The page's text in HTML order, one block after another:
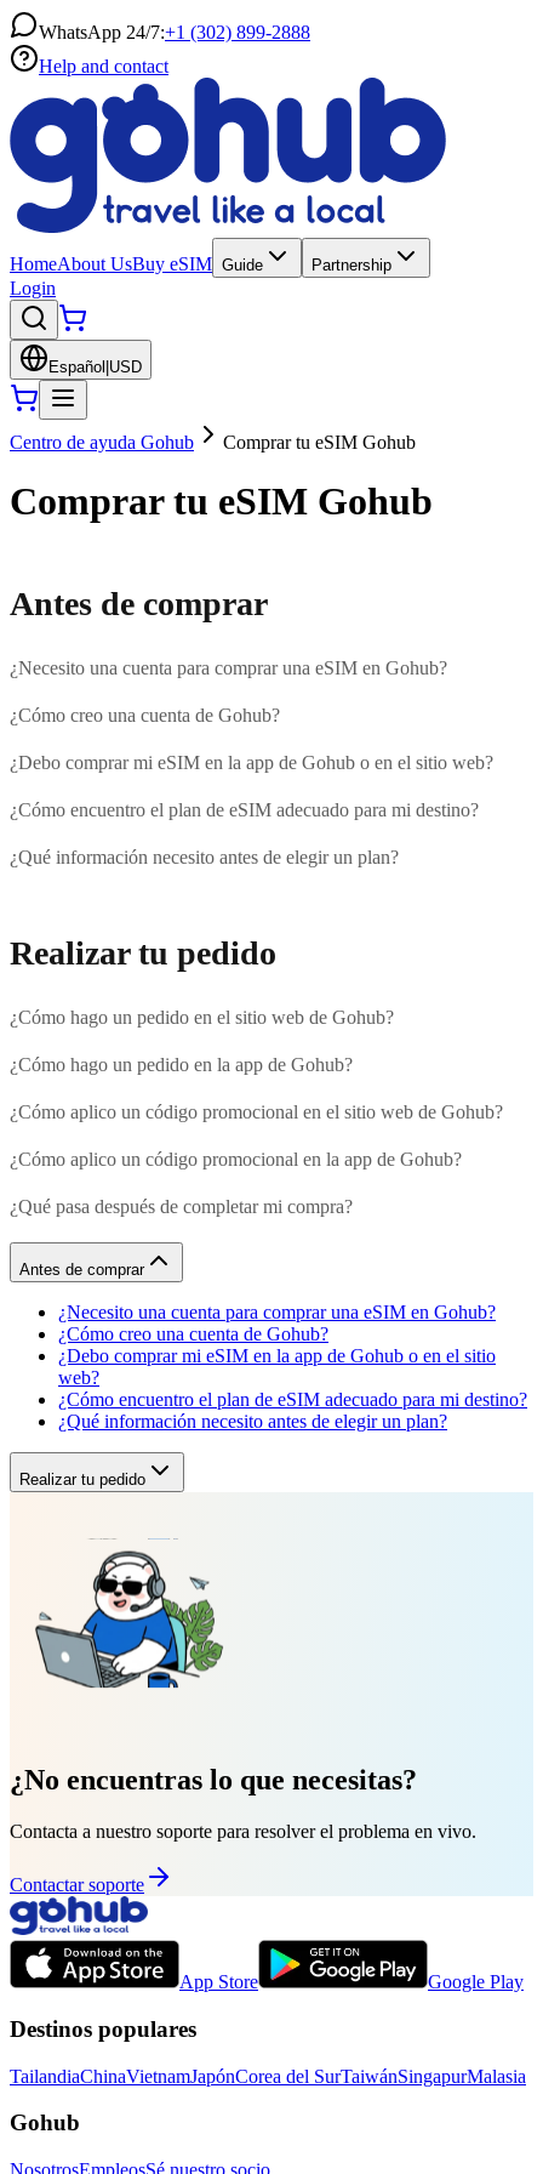
WhatsApp 24/7:+1 (302) 899-2888
Help and contact
HomeAbout UsBuy eSIM Guide Partnership
Login
Español USD
Centro de ayuda Gohub Comprar tu eSIM Gohub
Comprar tu eSIM Gohub
Antes de comprar
¿Necesito una cuenta para comprar una eSIM en Gohub?
¿Cómo creo una cuenta de Gohub?
¿Debo comprar mi eSIM en la app de Gohub o en el sitio web?
¿Cómo encuentro el plan de eSIM adecuado para mi destino?
¿Qué información necesito antes de elegir un plan?
Realizar tu pedido
¿Cómo hago un pedido en el sitio web de Gohub?
¿Cómo hago un pedido en la app de Gohub?
¿Cómo aplico un código promocional en el sitio web de Gohub?
¿Cómo aplico un código promocional en la app de Gohub?
¿Qué pasa después de completar mi compra?
Antes de comprar
¿Necesito una cuenta para comprar una eSIM en Gohub?
¿Cómo creo una cuenta de Gohub?
¿Debo comprar mi eSIM en la app de Gohub o en el sitio
web?
¿Cómo encuentro el plan de eSIM adecuado para mi destino?
¿Qué información necesito antes de elegir un plan?
Realizar tu pedido
¿No encuentras lo que necesitas?
Contacta a nuestro soporte para resolver el problema en vivo.
Contactar soporte
App Store Google Play
Destinos populares
TailandiaChinaVietnamJapónCorea del SurTaiwánSingapurMalasia
Gohub